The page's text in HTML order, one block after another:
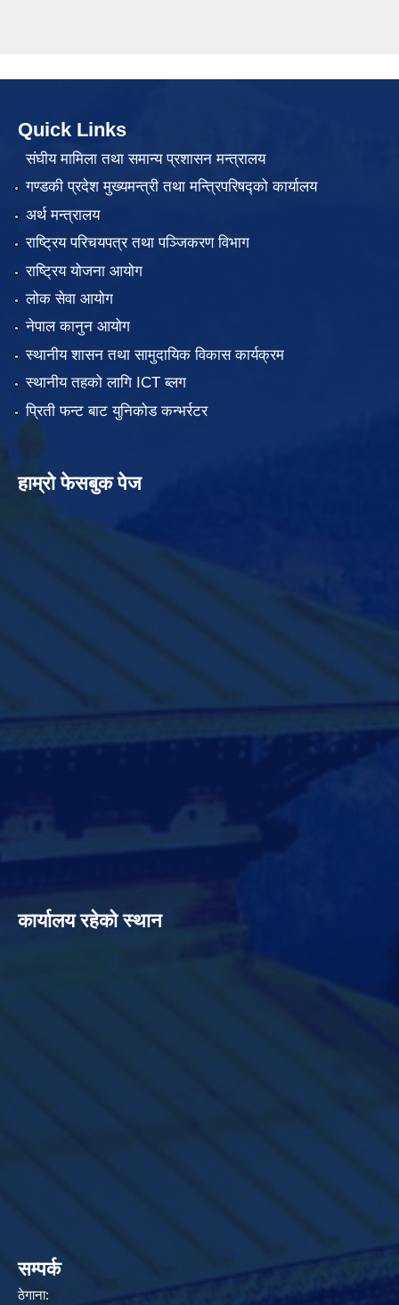
Quick Links
संघीय मामिला तथा समान्य प्रशासन मन्त्रालय
गण्डकी प्रदेश मुख्यमन्त्री तथा मन्त्रिपरिषद्को कार्यालय
अर्थ मन्त्रालय
राष्ट्रिय परिचयपत्र तथा पञ्जिकरण विभाग
राष्ट्रिय योजना आयोग
लोक सेवा आयोग
नेपाल कानुन आयोग
स्थानीय शासन तथा सामुदायिक विकास कार्यक्रम
स्थानीय तहको लागि ICT ब्लग
प्रिती फन्ट बाट युनिकोड कन्भर्रटर
हाम्रो फेसबुक पेज
कार्यालय रहेको स्थान
सम्पर्क
ठेगाना: